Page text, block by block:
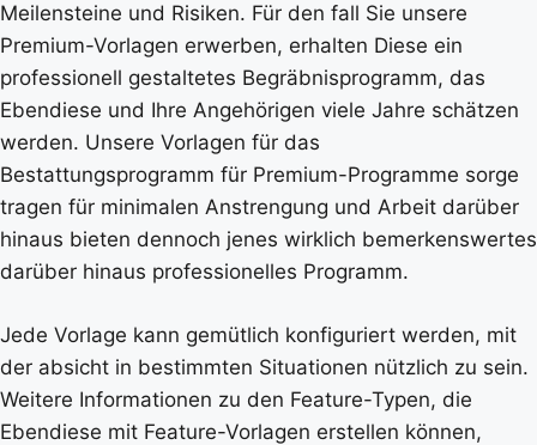
Meilensteine und Risiken. Für den fall Sie unsere
Premium-Vorlagen erwerben, erhalten Diese ein
professionell gestaltetes Begräbnisprogramm, das
Ebendiese und Ihre Angehörigen viele Jahre schätzen
werden. Unsere Vorlagen für das
Bestattungsprogramm für Premium-Programme sorge
tragen für minimalen Anstrengung und Arbeit darüber
hinaus bieten dennoch jenes wirklich bemerkenswertes
darüber hinaus professionelles Programm.
Jede Vorlage kann gemütlich konfiguriert werden, mit
der absicht in bestimmten Situationen nützlich zu sein.
Weitere Informationen zu den Feature-Typen, die
Ebendiese mit Feature-Vorlagen erstellen können,